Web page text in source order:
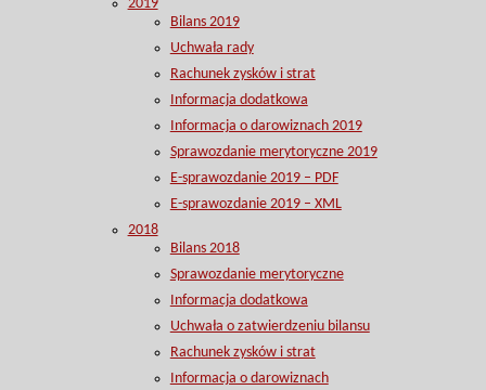
2019
Bilans 2019
Uchwała rady
Rachunek zysków i strat
Informacja dodatkowa
Informacja o darowiznach 2019
Sprawozdanie merytoryczne 2019
E-sprawozdanie 2019 – PDF
E-sprawozdanie 2019 – XML
2018
Bilans 2018
Sprawozdanie merytoryczne
Informacja dodatkowa
Uchwała o zatwierdzeniu bilansu
Rachunek zysków i strat
Informacja o darowiznach